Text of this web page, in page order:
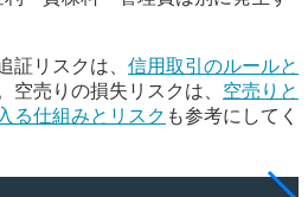
証リスクは、 信用取引のルールと
空売りの損失リスクは、 空売りと
る仕組みとリスク も参考にしてく